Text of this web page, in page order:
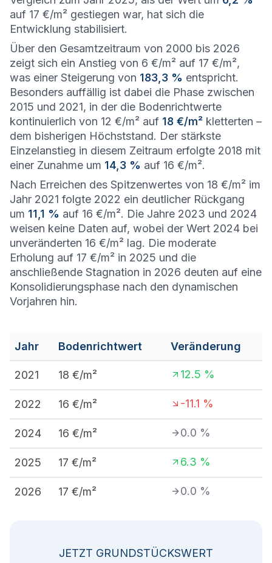
auf 17 €/m² gestiegen war, hat sich die
Entwicklung stabilisiert.
Über den Gesamtzeitraum von 2000 bis 2026
zeigt sich ein Anstieg von 6 €/m² auf 17 €/m²,
was einer Steigerung von 183,3 % entspricht.
Besonders auffällig ist dabei die Phase zwischen
2015 und 2021, in der die Bodenrichtwerte
kontinuierlich von 12 €/m² auf 18 €/m² kletterten –
dem bisherigen Höchststand. Der stärkste
Einzelanstieg in diesem Zeitraum erfolgte 2018 mit
einer Zunahme um 14,3 % auf 16 €/m².
Nach Erreichen des Spitzenwertes von 18 €/m² im
Jahr 2021 folgte 2022 ein deutlicher Rückgang
um 11,1 % auf 16 €/m². Die Jahre 2023 und 2024
weisen keine Daten auf, wobei der Wert 2024 bei
unveränderten 16 €/m² lag. Die moderate
Erholung auf 17 €/m² in 2025 und die
anschließende Stagnation in 2026 deuten auf eine
Konsolidierungsphase nach den dynamischen
Vorjahren hin.
Jahr Bodenrichtwert Veränderung
2021 18 €/m² 12.5 %
2022 16 €/m² -11.1 %
2024 16 €/m² 0.0 %
2025 17 €/m² 6.3 %
2026 17 €/m² 0.0 %
JETZT GRUNDSTÜCKSWERT